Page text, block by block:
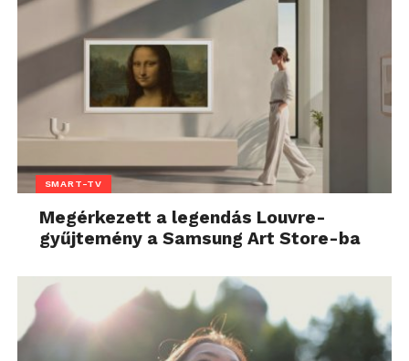
SMART-TV
Megérkezett a legendás Louvre-
gyűjtemény a Samsung Art Store-ba